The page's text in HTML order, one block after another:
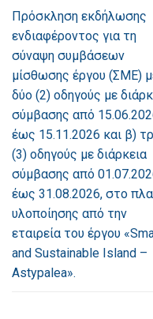
Πρόσκληση εκδήλωσης
ενδιαφέροντος για τη
σύναψη συμβάσεων
μίσθωσης έργου (ΣΜΕ)
δύο (2) οδηγούς με
σύμβασης από
έως 15.11.2026 και β)
(3) οδηγούς με διάρκεια
σύμβασης από
έως 31.08.2026, στο
υλοποίησης από την
εταιρεία του έργου
and Sustainable Island –
Astypalea».